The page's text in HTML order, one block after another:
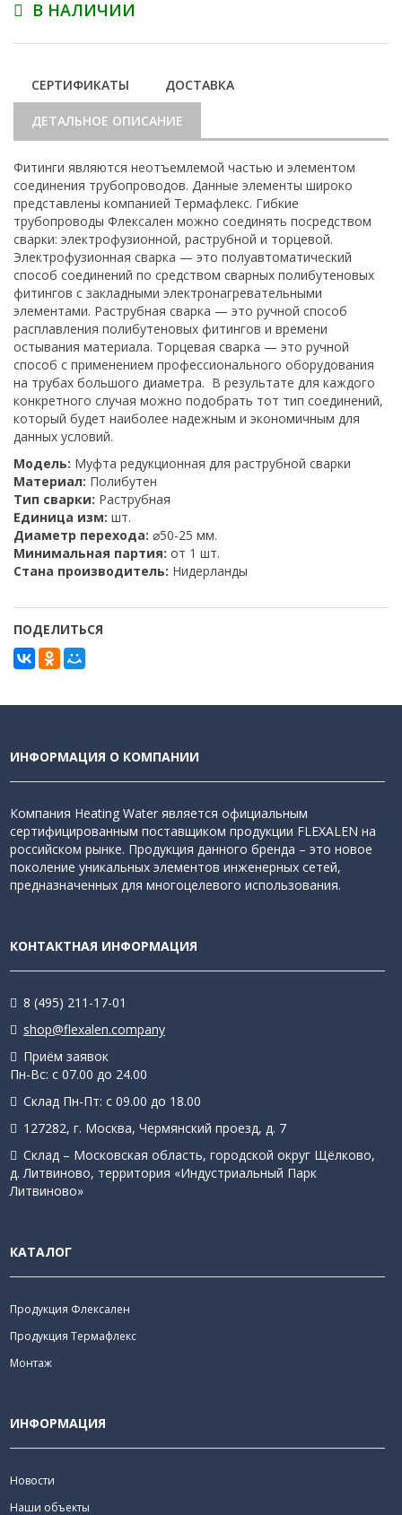
В НАЛИЧИИ
СЕРТИФИКАТЫ ДОСТАВКА
ДЕТАЛЬНОЕ ОПИСАНИЕ
Фитинги являются неотъемлемой частью и элементом
соединения трубопроводов. Данные элементы широко
представлены компанией Термафлекс. Гибкие
трубопроводы Флексален можно соединять посредством
сварки: электрофузионной, раструбной и торцевой.
Электрофузионная сварка — это полуавтоматический
способ соединений по средством сварных полибутеновых
фитингов с закладными электронагревательными
элементами. Раструбная сварка — это ручной способ
расплавления полибутеновых фитингов и времени
остывания материала. Торцевая сварка — это ручной
способ с применением профессионального оборудования
на трубах большого диаметра. В результате для каждого
конкретного случая можно подобрать тот тип соединений,
который будет наиболее надежным и экономичным для
данных условий.
Модель: Муфта редукционная для раструбной сварки
Материал: Полибутен
Тип сварки: Раструбная
Единица изм: шт.
Диаметр перехода: ⌀50-25 мм.
Минимальная партия: от 1 шт.
Стана производитель: Нидерланды
ПОДЕЛИТЬСЯ
ИНФОРМАЦИЯ О КОМПАНИИ
Компания Heating Water является официальным
сертифицированным поставщиком продукции FLEXALEN на
российском рынке. Продукция данного бренда – это новое
поколение уникальных элементов инженерных сетей,
предназначенных для многоцелевого использования.
КОНТАКТНАЯ ИНФОРМАЦИЯ
8 (495) 211-17-01
shop@flexalen.company
Приём заявок
Пн-Вс: с 07.00 до 24.00
Склад Пн-Пт: с 09.00 до 18.00
127282, г. Москва, Чермянский проезд, д. 7
Склад – Московская область, городской округ Щёлково,
д. Литвиново, территория «Индустриальный Парк
Литвиново»
КАТАЛОГ
Продукция Флексален
Продукция Термафлекс
Монтаж
ИНФОРМАЦИЯ
Новости
Наши объекты